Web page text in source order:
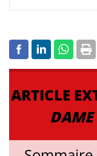
ARTICLE
DAME